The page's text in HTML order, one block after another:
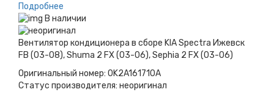
Подробнее
В наличии
Вентилятор кондиционера в сборе KIA Spectra Ижевск
FB (03-08), Shuma 2 FX (03-06), Sephia 2 FX (03-06)
Оригинальный номер: 0K2A161710A
Статус производителя: неоригинал